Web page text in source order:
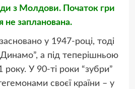
з Молдови. Початок гри
не запланована.
у 1947-році, тоді
а під теперішньою
року. У 90-ті роки “зубри”
своєї країни – у